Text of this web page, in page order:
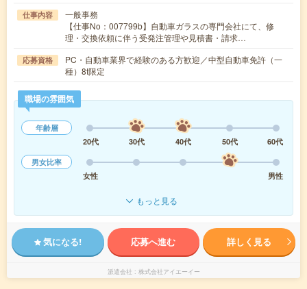
仕事内容
一般事務
【仕事No：007799b】自動車ガラスの専門会社にて、修
理・交換依頼に伴う受発注管理や見積書・請求…
応募資格
PC・自動車業界で経験のある方歓迎／中型自動車免許（一
種）8t限定
職場の雰囲気
年齢層
20代
30代 40代 50代
60代
男女比率
女性
男性
もっと見る
気になる! 応募へ進む 詳しく見る
派遣会社 株式会社アイエーイー